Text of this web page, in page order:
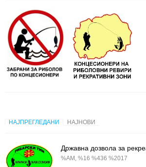
НАЈПРЕГЛЕДАНИ НАЈНОВИ
Државна дозвола за
%AM, %16 %436 %2017